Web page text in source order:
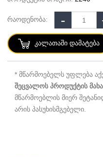
რაოდენობა:
Კალათაში Დამატება
* მწარმოებელს უფლება
შეცვალოს პროდუქტის
მწარმოებლის მიერ
არის პასუხისმგებელი.